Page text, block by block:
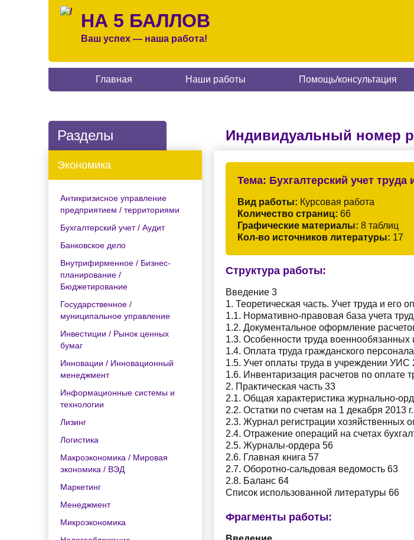
НА 5 БАЛЛОВ
Ваш успех — наша работа!
Главная Наши работы Помощь/консультация
Разделы
Экономика
Антикризисное управление
предприятием / территориями
Бухгалтерский учет / Аудит
Банковское дело
Внутрифирменное / Бизнес-
планирование /
Бюджетирование
Государственное /
муниципальное управление
Инвестиции / Рынок ценных
бумаг
Инновации / Инновационный
менеджмент
Информационные системы и
технологии
Лизинг
Логистика
Макроэкономика / Мировая
экономика / ВЭД
Маркетинг
Менеджмент
Микроэкономика
Индивидуальный номер
Тема: Бухгалтерский учет
Вид работы: Курсовая работа
Количество страниц: 66
Графические материалы: 8 таблиц
Кол-во источников литературы: 17
Структура работы:
Введение 3
1. Теоретическая часть. Учет труда и его
1.1. Нормативно-правовая база учета
1.2. Документальное оформление
1.3. Особенности труда военнообязанных
1.4. Оплата труда гражданского
1.5. Учет оплаты труда в учреждении УИС
1.6. Инвентаризация расчетов по оплате
2. Практическая часть 33
2.1. Общая характеристика журнально-
2.2. Остатки по счетам на 1 декабря 2013
2.3. Журнал регистрации хозяйственных
2.4. Отражение операций на счетах
2.5. Журналы-ордера 56
2.6. Главная книга 57
2.7. Оборотно-сальдовая ведомость 63
2.8. Баланс 64
Список использованной литературы 66
Фрагменты работы: